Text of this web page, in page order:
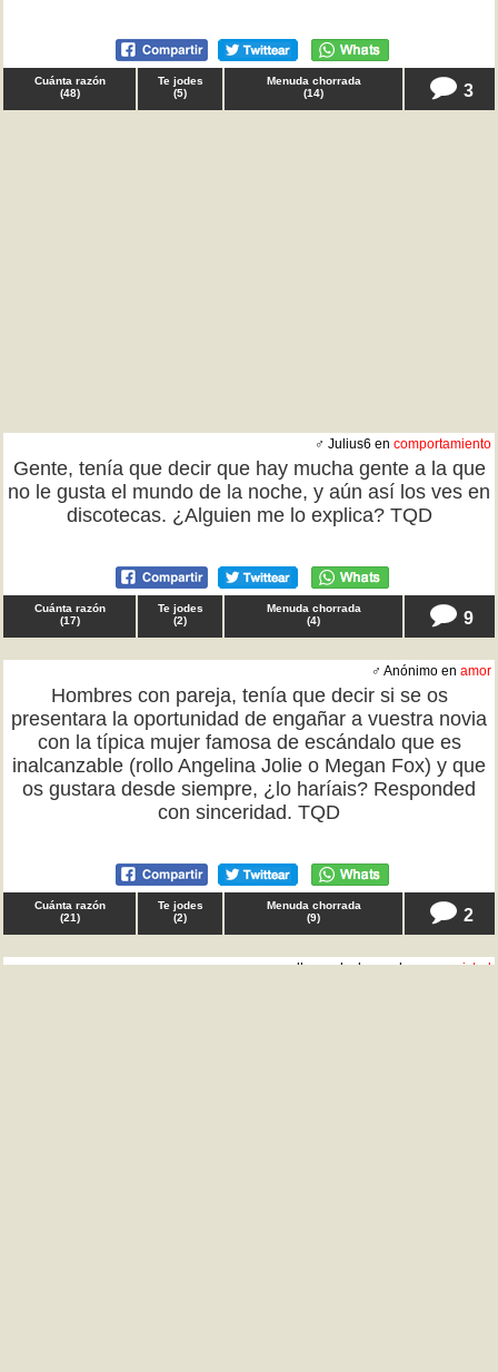
Cuánta razón
(48)
Te jodes
(5)
Menuda chorrada
(14) 3
♂ Julius6 en comportamiento
Gente, tenía que decir que hay mucha gente a la que
no le gusta el mundo de la noche, y aún así los ves en
discotecas. ¿Alguien me lo explica? TQD
Cuánta razón
(17)
Te jodes
(2)
Menuda chorrada
(4) 9
♂ Anónimo en amor
Hombres con pareja, tenía que decir si se os
presentara la oportunidad de engañar a vuestra novia
con la típica mujer famosa de escándalo que es
inalcanzable (rollo Angelina Jolie o Megan Fox) y que
os gustara desde siempre, ¿lo haríais? Responded
con sinceridad. TQD
Cuánta razón
(21)
Te jodes
(2)
Menuda chorrada
(9) 2
♀ llevaoslochumachos enamistad